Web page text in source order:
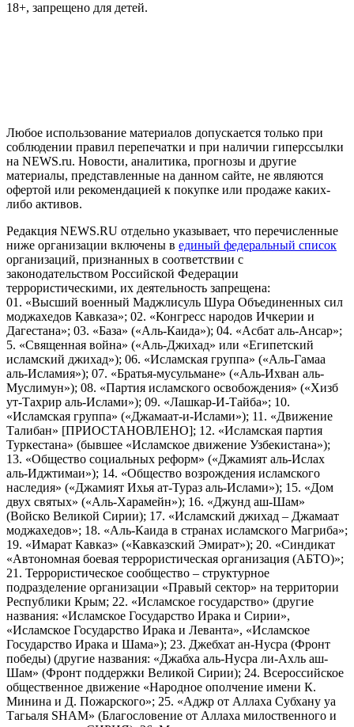
18+, запрещено для детей.
Любое использование материалов допускается только при
соблюдении правил перепечатки и при наличии гиперссылки
на NEWS.ru. Новости, аналитика, прогнозы и другие
материалы, представленные на данном сайте, не являются
офертой или рекомендацией к покупке или продаже каких-
либо активов.
Редакция NEWS.RU отдельно указывает, что перечисленные
ниже организации включены в единый федеральный список
организаций, признанных в соответствии с
законодательством Российской Федерации
террористическими, их деятельность запрещена:
01. «Высший военный Маджлисуль Шура Объединенных сил
моджахедов Кавказа»; 02. «Конгресс народов Ичкерии и
Дагестана»; 03. «База» («Аль-Каида»); 04. «Асбат аль-Ансар»;
5. «Священная война» («Аль-Джихад» или «Египетский
исламский джихад»); 06. «Исламская группа» («Аль-Гамаа
аль-Исламия»); 07. «Братья-мусульмане» («Аль-Ихван аль-
Муслимун»); 08. «Партия исламского освобождения» («Хизб
ут-Тахрир аль-Ислами»); 09. «Лашкар-И-Тайба»; 10.
«Исламская группа» («Джамаат-и-Ислами»); 11. «Движение
Талибан» [ПРИОСТАНОВЛЕНО]; 12. «Исламская партия
Туркестана» (бывшее «Исламское движение Узбекистана»);
13. «Общество социальных реформ» («Джамият аль-Ислах
аль-Иджтимаи»); 14. «Общество возрождения исламского
наследия» («Джамият Ихья ат-Тураз аль-Ислами»); 15. «Дом
двух святых» («Аль-Харамейн»); 16. «Джунд аш-Шам»
(Войско Великой Сирии); 17. «Исламский джихад – Джамаат
моджахедов»; 18. «Аль-Каида в странах исламского Магриба»;
19. «Имарат Кавказ» («Кавказский Эмират»); 20. «Синдикат
«Автономная боевая террористическая организация (АБТО)»;
21. Террористическое сообщество – структурное
подразделение организации «Правый сектор» на территории
Республики Крым; 22. «Исламское государство» (другие
названия: «Исламское Государство Ирака и Сирии»,
«Исламское Государство Ирака и Леванта», «Исламское
Государство Ирака и Шама»); 23. Джебхат ан-Нусра (Фронт
победы) (другие названия: «Джабха аль-Нусра ли-Ахль аш-
Шам» (Фронт поддержки Великой Сирии); 24. Всероссийское
общественное движение «Народное ополчение имени К.
Минина и Д. Пожарского»; 25. «Аджр от Аллаха Субхану уа
Тагьаля SHAM» (Благословение от Аллаха милоственного и